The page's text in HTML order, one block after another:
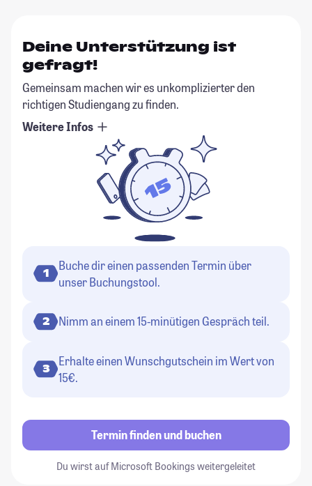
Deine Unterstützung ist
gefragt!
Gemeinsam machen wir es unkomplizierter den
richtigen Studiengang zu finden.
Weitere Infos
1
Buche dir einen passenden Termin über
unser Buchungstool.
2 Nimm an einem 15-minütigen Gespräch teil.
3
Erhalte einen Wunschgutschein im Wert von
15€.
Termin finden und buchen
Du wirst auf Microsoft Bookings weitergeleitet